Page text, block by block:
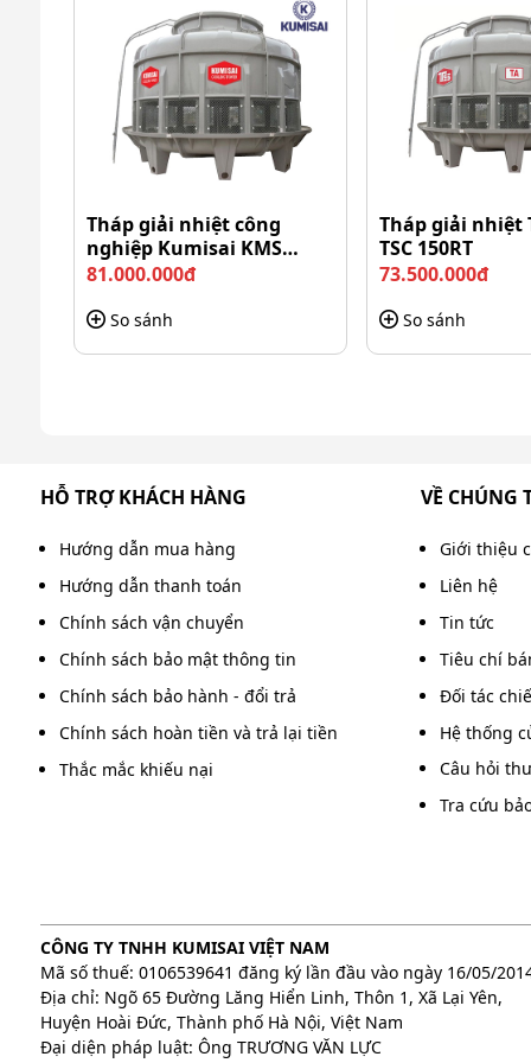
Làm mát
Thiết kế tối ưu, tiện dụng
Thực tế cho thấy, những model tháp giải nhiệt
bị này là 3650 x 4730mm. Khối lượng cũng lên tới
Tuy nhiên, bạn không cần lo lắng đến vấn đề
riêng rẻ ngay cả vỏ tháp cũng vậy. Do đó, người
Sau khi đã vận chuyển đầy đủ các chi tiết tháp
tiến hành một số thao tác sau:
Tháp giải nhiệt công
nghiệp Kumisai KMS
175RT
81.000.000đ
So sánh
Tháp giải nhiệt
TSC 150RT
73.500.000đ
So sánh
HỖ TRỢ KHÁCH HÀNG
Hướng dẫn mua hàng
Hướng dẫn thanh toán
Chính sách vận chuyển
Chính sách bảo mật thông tin
Chính sách bảo hành - đổi trả
Chính sách hoàn tiền và trả lại tiền
Thắc mắc khiếu nại
VỀ CHÚNG
Giới thiệu
Liên hệ
Tin tức
Tiêu chí
Đối tác
Hệ thống
Câu hỏi
Tra cứu
CÔNG TY TNHH KUMISAI VIỆT NAM
Mã số thuế: 0106539641 đăng ký lần đầu vào ngày 16/05/
Địa chỉ: Ngõ 65 Đường Lăng Hiển Linh, Thôn 1, Xã Lại Yên,
Huyện Hoài Đức, Thành phố Hà Nội, Việt Nam
Đại diện pháp luật: Ông TRƯƠNG VĂN LỰC